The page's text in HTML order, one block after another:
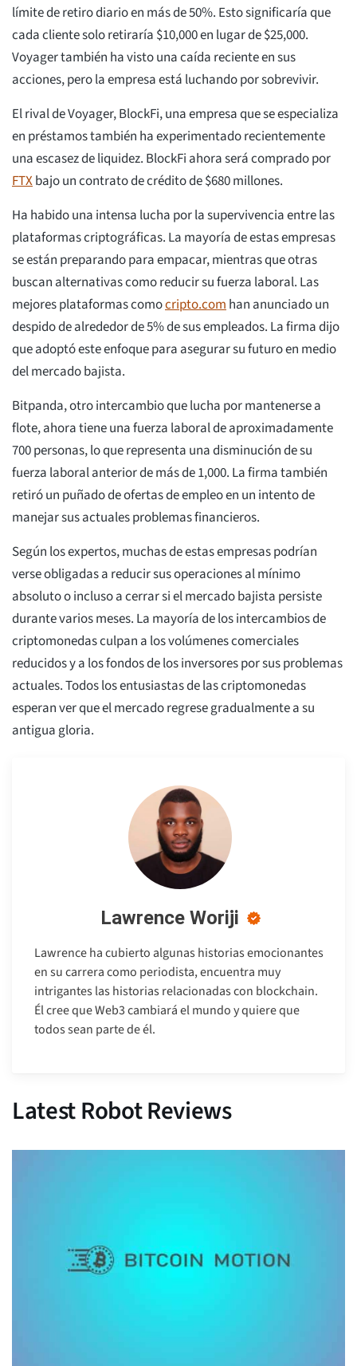
límite de retiro diario en más de 50%. Esto significaría que
cada cliente solo retiraría $10,000 en lugar de $25,000.
Voyager también ha visto una caída reciente en sus
acciones, pero la empresa está luchando por sobrevivir.
El rival de Voyager, BlockFi, una empresa que se especializa
en préstamos también ha experimentado recientemente
una escasez de liquidez. BlockFi ahora será comprado por
FTXbajo un contrato de crédito de $680 millones.
Ha habido una intensa lucha por la supervivencia entre las
plataformas criptográficas. La mayoría de estas empresas
se están preparando para empacar, mientras que otras
buscan alternativas como reducir su fuerza laboral. Las
mejores plataformas comocripto.comhan anunciado un
despido de alrededor de 5% de sus empleados. La firma dijo
que adoptó este enfoque para asegurar su futuro en medio
del mercado bajista.
Bitpanda, otro intercambio que lucha por mantenerse a
flote, ahora tiene una fuerza laboral de aproximadamente
700 personas, lo que representa una disminución de su
fuerza laboral anterior de más de 1,000. La firma también
retiró un puñado de ofertas de empleo en un intento de
manejar sus actuales problemas financieros.
Según los expertos, muchas de estas empresas podrían
verse obligadas a reducir sus operaciones al mínimo
absoluto o incluso a cerrar si el mercado bajista persiste
durante varios meses. La mayoría de los intercambios de
criptomonedas culpan a los volúmenes comerciales
reducidos y a los fondos de los inversores por sus problemas
actuales. Todos los entusiastas de las criptomonedas
esperan ver que el mercado regrese gradualmente a su
antigua gloria.
Lawrence Woriji
Lawrence ha cubierto algunas historias emocionantes
en su carrera como periodista, encuentra muy
intrigantes las historias relacionadas con blockchain.
Él cree que Web3 cambiará el mundo y quiere que
todos sean parte de él.
Latest Robot Reviews